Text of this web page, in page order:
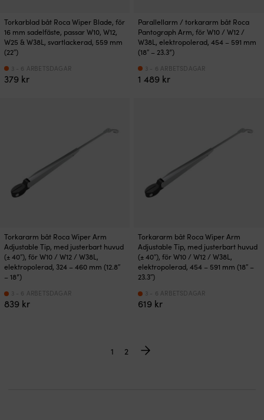
Torkarblad båt Roca Wiper Blade, för
16 mm sadelfäste, passar W10, W12,
W25 & W38L, svartlackerad, 559 mm
(22″)
379 kr
3 - 6 ARBETSDAGAR
Parallellarm / torkararm båt Roca
Pantograph Arm, för W10 / W12 /
W38L, elektropolerad, 454 – 591 mm
(18″ – 23.3”)
1 489 kr
3 - 6 ARBETSDAGAR
Torkararm båt Roca Wiper Arm
Adjustable Tip, med justerbart huvud
(± 40°), för W10 / W12 / W38L,
elektropolerad, 324 – 460 mm (12.8″
– 18”)
839 kr
3 - 6 ARBETSDAGAR
Torkararm båt Roca Wiper Arm
Adjustable Tip, med justerbart huvud
(± 40°), för W10 / W12 / W38L,
elektropolerad, 454 – 591 mm (18″ –
23.3″)
619 kr
3 - 6 ARBETSDAGAR
1 2